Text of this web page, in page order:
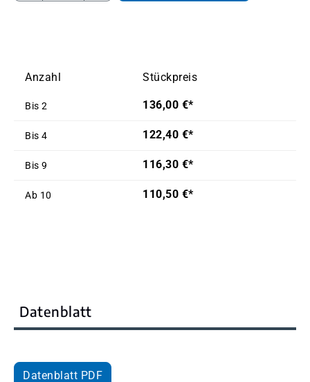
Anzahl Stückpreis
Bis 2 136,00 €*
Bis 4 122,40 €*
Bis 9 116,30 €*
Ab 10 110,50 €*
Datenblatt
Datenblatt PDF